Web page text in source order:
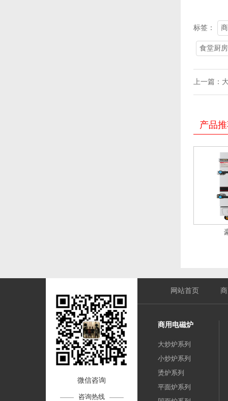
标签：
食堂厨
上一篇：
产品
微信咨询
咨询热线
网站首页
商用电磁炉
大炒炉系列
小炒炉系列
烫炉系列
平面炉系列